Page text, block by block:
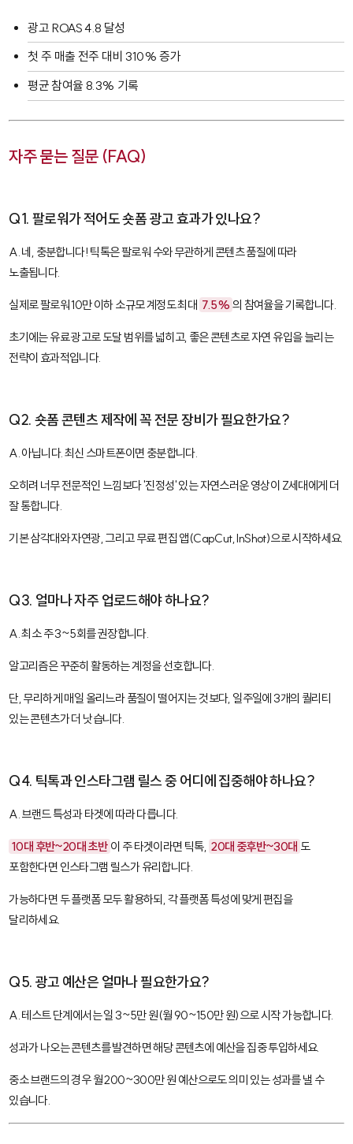
광고 ROAS 4.8 달성
첫 주 매출 전주 대비 310% 증가
평균 참여율 8.3% 기록
자주 묻는 질문 (FAQ)
Q1. 팔로워가 적어도 숏폼 광고 효과가 있나요?
A. 네, 충분합니다! 틱톡은 팔로워 수와 무관하게 콘텐츠 품질에 따라
노출됩니다.
실제로 팔로워 10만 이하 소규모 계정도 최대 7.5% 의 참여율을 기록합니다.
초기에는 유료 광고로 도달 범위를 넓히고, 좋은 콘텐츠로 자연 유입을 늘리는
전략이 효과적입니다.
Q2. 숏폼 콘텐츠 제작에 꼭 전문 장비가 필요한가요?
A. 아닙니다. 최신 스마트폰이면 충분합니다.
오히려 너무 전문적인 느낌보다 '진정성' 있는 자연스러운 영상이 Z세대에게 더
잘 통합니다.
기본 삼각대와 자연광, 그리고 무료 편집 앱(CapCut,InShot)으로 시작하세요.
Q3. 얼마나 자주 업로드해야 하나요?
A. 최소 주 3~5회를 권장합니다.
알고리즘은 꾸준히 활동하는 계정을 선호합니다.
단, 무리하게 매일 올리느라 품질이 떨어지는 것보다, 일주일에 3개의 퀄리티
있는 콘텐츠가 더 낫습니다.
Q4. 틱톡과 인스타그램 릴스 중 어디에 집중해야 하나요?
A. 브랜드 특성과 타겟에 따라 다릅니다.
10대 후반~20대 초반 이 주 타겟이라면 틱톡, 20대 중후반~30대 도
포함한다면 인스타그램 릴스가 유리합니다.
가능하다면 두 플랫폼 모두 활용하되, 각 플랫폼 특성에 맞게 편집을
달리하세요.
Q5. 광고 예산은 얼마나 필요한가요?
A. 테스트 단계에서는 일 3~5만 원(월 90~150만 원)으로 시작 가능합니다.
성과가 나오는 콘텐츠를 발견하면 해당 콘텐츠에 예산을 집중 투입하세요.
중소 브랜드의 경우 월 200~300만 원 예산으로도 의미 있는 성과를 낼 수
있습니다.